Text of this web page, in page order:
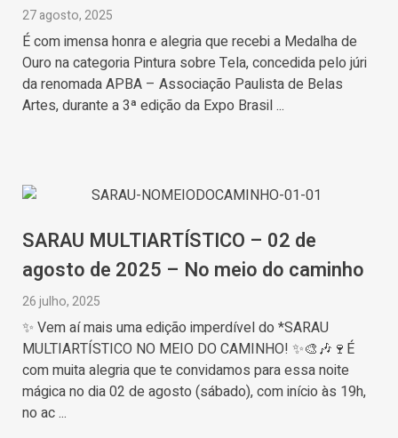
27 agosto, 2025
É com imensa honra e alegria que recebi a Medalha de
Ouro na categoria Pintura sobre Tela, concedida pelo júri
da renomada APBA – Associação Paulista de Belas
Artes, durante a 3ª edição da Expo Brasil ...
SARAU MULTIARTÍSTICO – 02 de
agosto de 2025 – No meio do caminho
26 julho, 2025
✨ Vem aí mais uma edição imperdível do *SARAU
MULTIARTÍSTICO NO MEIO DO CAMINHO! ✨🎨🎶🍷É
com muita alegria que te convidamos para essa noite
mágica no dia 02 de agosto (sábado), com início às 19h,
no ac ...